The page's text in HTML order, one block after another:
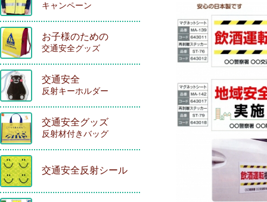
キャンペーン
お子様のための
交通安全グッズ
交通安全
反射キーホルダー
交通安全グッズ
反射材付きバッグ
交通安全反射シール